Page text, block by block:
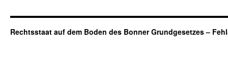
Rechtsstaat auf dem Boden des Bonner Grundgesetzes –